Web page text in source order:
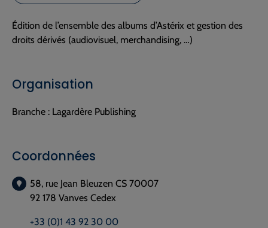
Édition de l’ensemble des albums d’Astérix et gestion des
droits dérivés (audiovisuel, merchandising, …)
Organisation
Branche : Lagardère Publishing
Coordonnées
58, rue Jean Bleuzen CS 70007
92 178 Vanves Cedex
+33 (0)1 43 92 30 00